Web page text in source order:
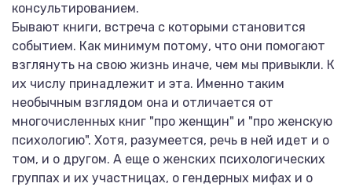
консультированием.
Бывают книги, встреча с которыми становится
событием. Как минимум потому, что они помогают
взглянуть на свою жизнь иначе, чем мы привыкли. К
их числу принадлежит и эта. Именно таким
необычным взглядом она и отличается от
многочисленных книг "про женщин" и "про женскую
психологию". Хотя, разумеется, речь в ней идет и о
том, и о другом. А еще о женских психологических
группах и их участницах, о гендерных мифах и о